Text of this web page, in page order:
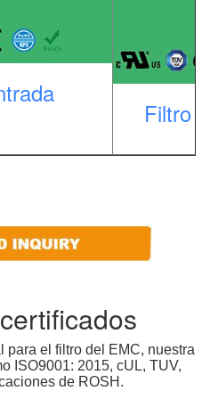
Filtro
para el filtro del EMC, nuestra
ISO9001: 2015, cUL, TUV,
de ROSH.